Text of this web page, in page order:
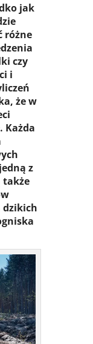
jak
różne
czy
i
że w
Każda
z
także
dzikich